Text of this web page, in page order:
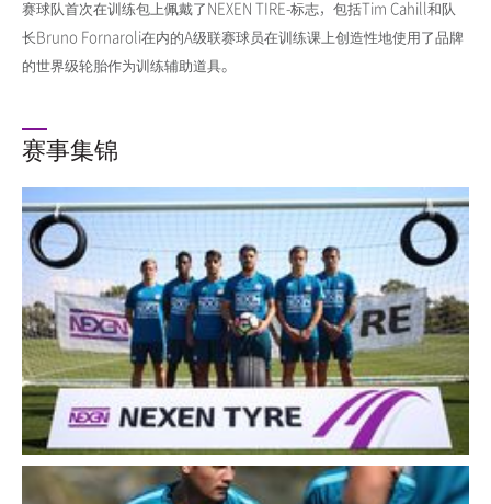
赛球队首次在训练包上佩戴了NEXEN TIRE-标志，包括Tim Cahill和队
长Bruno Fornaroli在内的A级联赛球员在训练课上创造性地使用了品牌
的世界级轮胎作为训练辅助道具。
赛事集锦